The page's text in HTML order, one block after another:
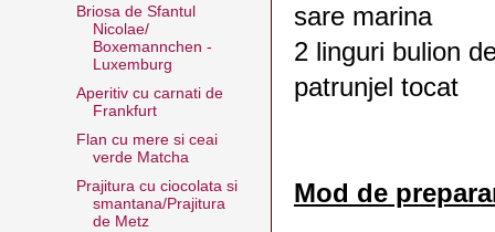
sare marina
2 linguri bulion
patrunjel tocat
Mod de
Briosa de Sfantul
Nicolae/
Boxemannchen -
Luxemburg
Aperitiv cu carnati de
Frankfurt
Flan cu mere si ceai
verde Matcha
Prajitura cu ciocolata si
smantana/Prajitura
de Metz